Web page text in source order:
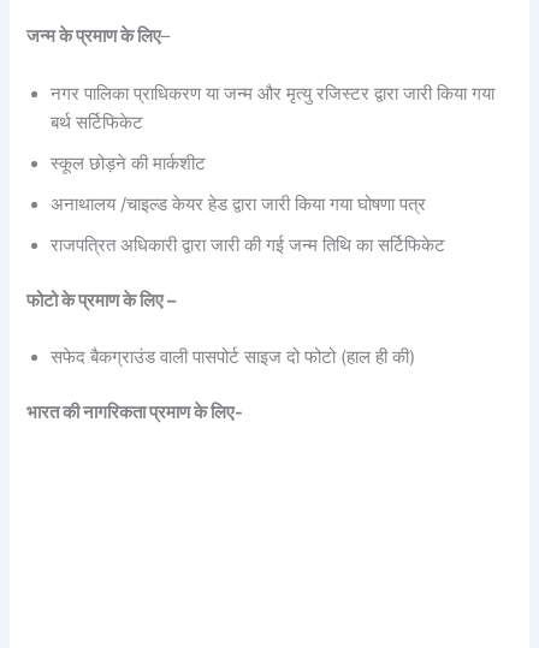
जन्म के प्रमाण के लिए–
नगर पालिका प्राधिकरण या जन्म और मृत्यु रजिस्टर द्वारा जारी किया गया
बर्थ सर्टिफिकेट
स्कूल छोड़ने की मार्कशीट
अनाथालय /चाइल्ड केयर हेड द्वारा जारी किया गया घोषणा पत्र
राजपत्रित अधिकारी द्वारा जारी की गई जन्म तिथि का सर्टिफिकेट
फोटो के प्रमाण के लिए –
सफेद बैकग्राउंड वाली पासपोर्ट साइज दो फोटो (हाल ही की)
भारत की नागरिकता प्रमाण के लिए-